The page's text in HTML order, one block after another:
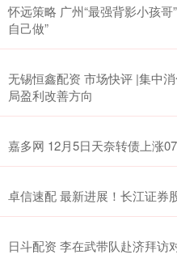
怀远策略 广州“最强背影小孩
自己做”
无锡恒鑫配资 市场快评 |集中
局盈利改善方向
嘉多网 12月5日天奈转债上涨
卓信速配 最新进展！长江证券
日斗配资 李在武带队赴济拜访